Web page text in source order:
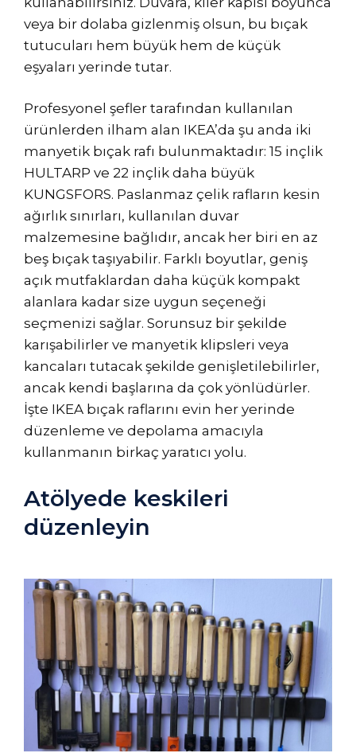
veya bir dolaba gizlenmiş olsun, bu bıçak
tutucuları hem büyük hem de küçük
eşyaları yerinde tutar.
Profesyonel şefler tarafından kullanılan
ürünlerden ilham alan IKEA’da şu anda iki
manyetik bıçak rafı bulunmaktadır: 15 inçlik
HULTARP ve 22 inçlik daha büyük
KUNGSFORS. Paslanmaz çelik rafların kesin
ağırlık sınırları, kullanılan duvar
malzemesine bağlıdır, ancak her biri en az
beş bıçak taşıyabilir. Farklı boyutlar, geniş
açık mutfaklardan daha küçük kompakt
alanlara kadar size uygun seçeneği
seçmenizi sağlar. Sorunsuz bir şekilde
karışabilirler ve manyetik klipsleri veya
kancaları tutacak şekilde genişletilebilirler,
ancak kendi başlarına da çok yönlüdürler.
İşte IKEA bıçak raflarını evin her yerinde
düzenleme ve depolama amacıyla
kullanmanın birkaç yaratıcı yolu.
Atölyede keskileri
düzenleyin